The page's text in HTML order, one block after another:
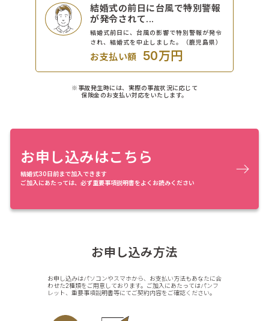
結婚式の前日に台風で特別警報
が発令されて...
結婚式前日に、台風の影響で特別警報が発令
され、結婚式を中止しました。（鹿児島県）
お支払い額 50万円
※事故発生時には、実際の事故状況に応じて
保険金のお支払い対応をいたします。
お申し込みはこちら
結婚式30日前まで加入できます
ご加入にあたっては、必ず重要事項説明書をよくお読みください
お申し込み方法
お申し込みはパソコンやスマホから、お支払い方法もあなたに合
わせた2種類をご用意しております。ご加入にあたってはパンフ
レット、重要事項説明書等にてご契約内容をご確認ください。